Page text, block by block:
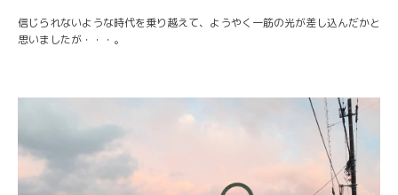
信じられないような時代を乗り越えて、ようやく一筋の光が差し込んだかと
思いましたが・・・。